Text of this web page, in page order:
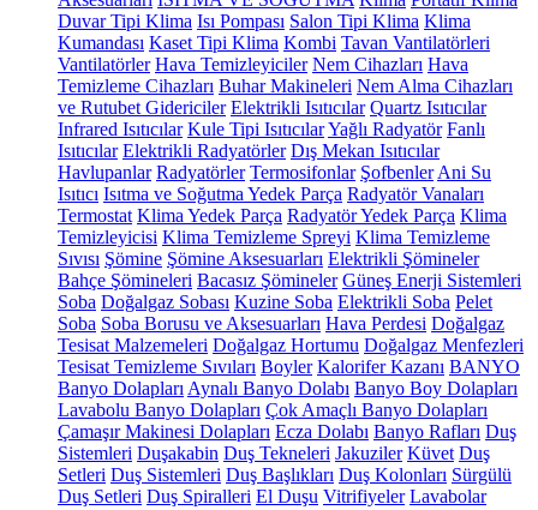
Duvar Tipi Klima Isı Pompası Salon Tipi Klima Klima
Kumandası Kaset Tipi Klima Kombi Tavan Vantilatörleri
Vantilatörler Hava Temizleyiciler Nem Cihazları Hava
Temizleme Cihazları Buhar Makineleri Nem Alma Cihazları
ve Rutubet Gidericiler Elektrikli Isıtıcılar Quartz Isıtıcılar
Infrared Isıtıcılar Kule Tipi IsıtıcılarYağlı Radyatör Fanlı
Isıtıcılar Elektrikli Radyatörler Dış Mekan Isıtıcılar
Havlupanlar Radyatörler Termosifonlar Şofbenler Ani Su
Isıtıcı Isıtma ve Soğutma Yedek Parça Radyatör Vanaları
Termostat Klima Yedek Parça Radyatör Yedek Parça Klima
Temizleyicisi Klima Temizleme Spreyi Klima Temizleme
Sıvısı Şömine Şömine Aksesuarları Elektrikli Şömineler
Bahçe Şömineleri Bacasız Şömineler Güneş Enerji Sistemleri
Soba Doğalgaz Sobası Kuzine Soba Elektrikli Soba Pelet
Soba Soba Borusu ve Aksesuarları Hava Perdesi Doğalgaz
Tesisat Malzemeleri Doğalgaz Hortumu Doğalgaz Menfezleri
Tesisat Temizleme Sıvıları Boyler Kalorifer Kazanı BANYO
Banyo Dolapları Aynalı Banyo Dolabı Banyo Boy Dolapları
Lavabolu Banyo Dolapları Çok Amaçlı Banyo Dolapları
Çamaşır Makinesi Dolapları Ecza Dolabı Banyo Rafları Duş
Sistemleri Duşakabin Duş Tekneleri Jakuziler Küvet Duş
Setleri Duş Sistemleri Duş Başlıkları Duş Kolonları Sürgülü
Duş Setleri Duş Spiralleri El Duşu Vitrifiyeler Lavabolar